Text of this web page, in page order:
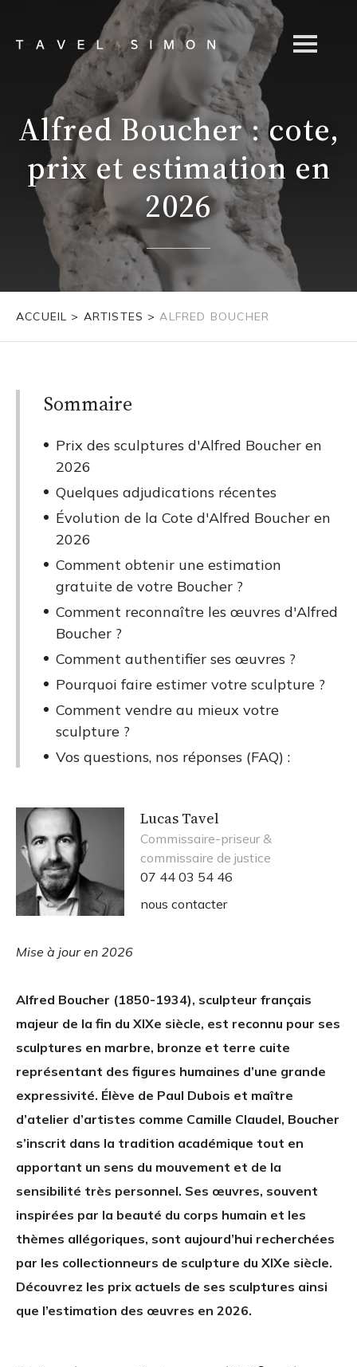
Alfred Boucher : cote,
prix et estimation en
2026
ACCUEIL > ARTISTES > ALFRED BOUCHER
Sommaire
Prix des sculptures d'Alfred Boucher en
2026
Quelques adjudications récentes
Évolution de la Cote d'Alfred Boucher en
2026
Comment obtenir une estimation
gratuite de votre Boucher ?
Comment reconnaître les œuvres d'Alfred
Boucher ?
Comment authentifier ses œuvres ?
Pourquoi faire estimer votre sculpture ?
Comment vendre au mieux votre
sculpture ?
Vos questions, nos réponses (FAQ) :
Lucas Tavel
Commissaire-priseur &
commissaire de justice
07 44 03 54 46
nous contacter
Mise à jour en 2026
Alfred Boucher (1850-1934), sculpteur français
majeur de la fin du XIXe siècle, est reconnu pour ses
sculptures en marbre, bronze et terre cuite
représentant des figures humaines d’une grande
expressivité. Élève de Paul Dubois et maître
d’atelier d’artistes comme Camille Claudel, Boucher
s’inscrit dans la tradition académique tout en
apportant un sens du mouvement et de la
sensibilité très personnel. Ses œuvres, souvent
inspirées par la beauté du corps humain et les
thèmes allégoriques, sont aujourd’hui recherchées
par les collectionneurs de sculpture du XIXe siècle.
Découvrez les prix actuels de ses sculptures ainsi
que l’estimation des œuvres en 2026.